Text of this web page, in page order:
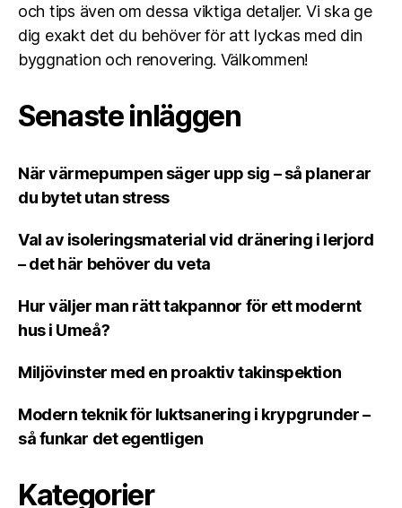
och tips även om dessa viktiga detaljer. Vi ska ge
dig exakt det du behöver för att lyckas med din
byggnation och renovering. Välkommen!
Senaste inläggen
När värmepumpen säger upp sig – så planerar
du bytet utan stress
Val av isoleringsmaterial vid dränering i lerjord
– det här behöver du veta
Hur väljer man rätt takpannor för ett modernt
hus i Umeå?
Miljövinster med en proaktiv takinspektion
Modern teknik för luktsanering i krypgrunder –
så funkar det egentligen
Kategorier